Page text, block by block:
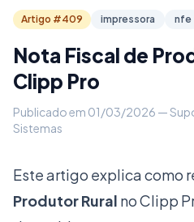
Artigo #409 impressora nfe
Nota Fiscal de
Clipp Pro
Publicado em 01/03/2026 —
Sistemas
Este artigo explica como
Produtor Rural no Clipp